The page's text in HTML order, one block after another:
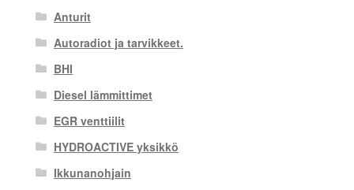
Anturit
Autoradiot ja tarvikkeet.
BHI
Diesel lämmittimet
EGR venttiilit
HYDROACTIVE yksikkö
Ikkunanohjain